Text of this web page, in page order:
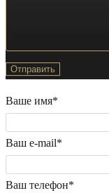
Ваше имя*
Ваш e-mail*
Ваш телефон*